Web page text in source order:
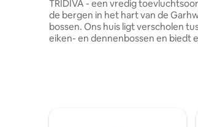
uitzicht op de Himalaya
TRIDIVA - een vredig
de bergen in het hart van de
bossen. Ons huis ligt verscholen
eiken- en dennenbossen en biedt